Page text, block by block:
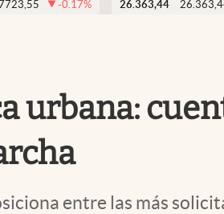
-0.17%
26.363,44
urbana:
entre las más